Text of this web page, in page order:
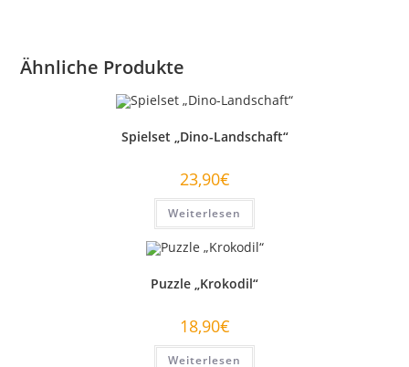
Ähnliche Produkte
Spielset „Dino-Landschaft“
23,90€
Weiterlesen
Puzzle „Krokodil“
18,90€
Weiterlesen